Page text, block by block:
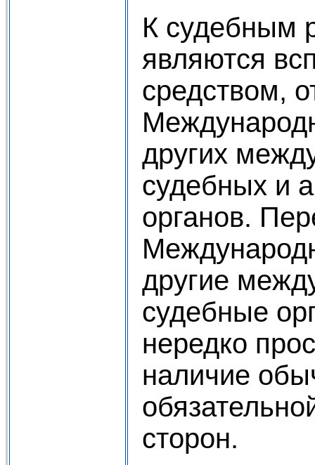
К судебным
являются
средством,
других
судебных и
органов.
другие
судебные
нередко
наличие
сторон.